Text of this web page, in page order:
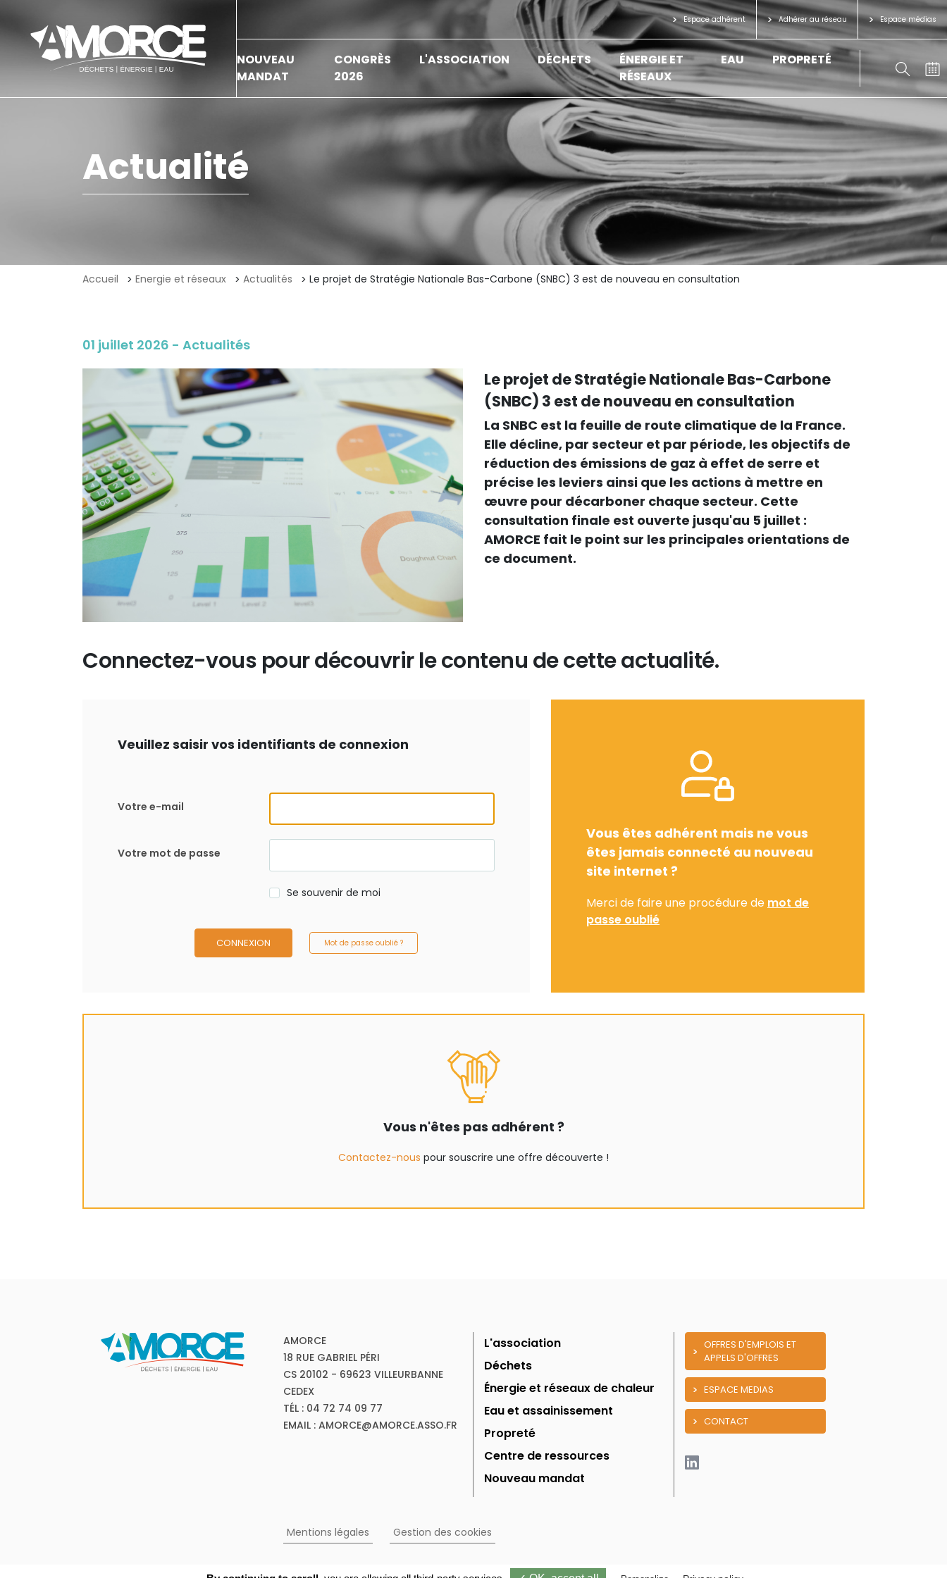
Espace adhérent Adhérer au réseau Espace médias
NOUVEAU
MANDAT
CONGRÈS
2026
L'ASSOCIATION DÉCHETS
ÉNERGIE ET
RÉSEAUX
EAU PROPRETÉ
Actualité
Accueil Energie et réseaux Actualités Le projet de Stratégie Nationale Bas-Carbone (SNBC) 3 est de nouveau en consultation
01 juillet 2026 - Actualités
Le projet de Stratégie Nationale Bas-Carbone
(SNBC) 3 est de nouveau en consultation
La SNBC est la feuille de route climatique de la France.
Elle décline, par secteur et par période, les objectifs de
réduction des émissions de gaz à effet de serre et
précise les leviers ainsi que les actions à mettre en
œuvre pour décarboner chaque secteur. Cette
consultation finale est ouverte jusqu'au 5 juillet :
AMORCE fait le point sur les principales orientations de
ce document.
Connectez-vous pour découvrir le contenu de cette actualité.
Veuillez saisir vos identifiants de connexion
Votre e-mail
Votre mot de passe
Se souvenir de moi
CONNEXION Mot de passe oublié ?
Vous êtes adhérent mais ne vous
êtes jamais connecté au nouveau
site internet ?
Merci de faire une procédure de mot de
passe oublié
Vous n'êtes pas adhérent ?
Contactez-nous pour souscrire une offre découverte !
AMORCE
18 RUE GABRIEL PÉRI
CS 20102 - 69623 VILLEURBANNE
CEDEX
TÉL : 04 72 74 09 77
EMAIL : AMORCE@AMORCE.ASSO.FR
L'association
Déchets
Énergie et réseaux de chaleur
Eau et assainissement
Propreté
Centre de ressources
Nouveau mandat
OFFRES D'EMPLOIS ET
APPELS D'OFFRES
ESPACE MEDIAS
CONTACT
Mentions légales Gestion des cookies